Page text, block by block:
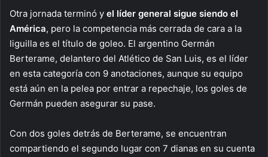
Otra jornada terminó y el líder general sigue siendo el
América, pero la competencia más cerrada de cara a la
liguilla es el título de goleo. El argentino Germán
Berterame, delantero del Atlético de San Luis, es el líder
en esta categoría con 9 anotaciones, aunque su equipo
está aún en la pelea por entrar a repechaje, los goles de
Germán pueden asegurar su pase.
Con dos goles detrás de Berterame, se encuentran
compartiendo el segundo lugar con 7 dianas en su cuenta